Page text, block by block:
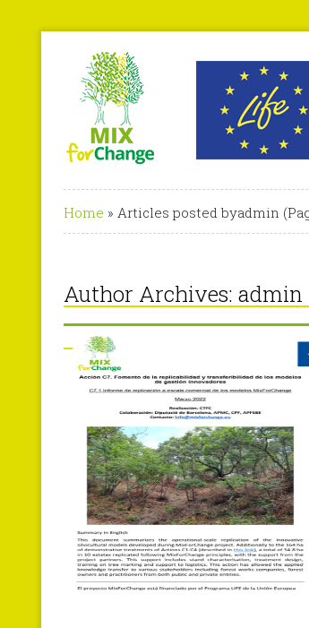
Home » Articles posted byadmin
Author Archives: admin